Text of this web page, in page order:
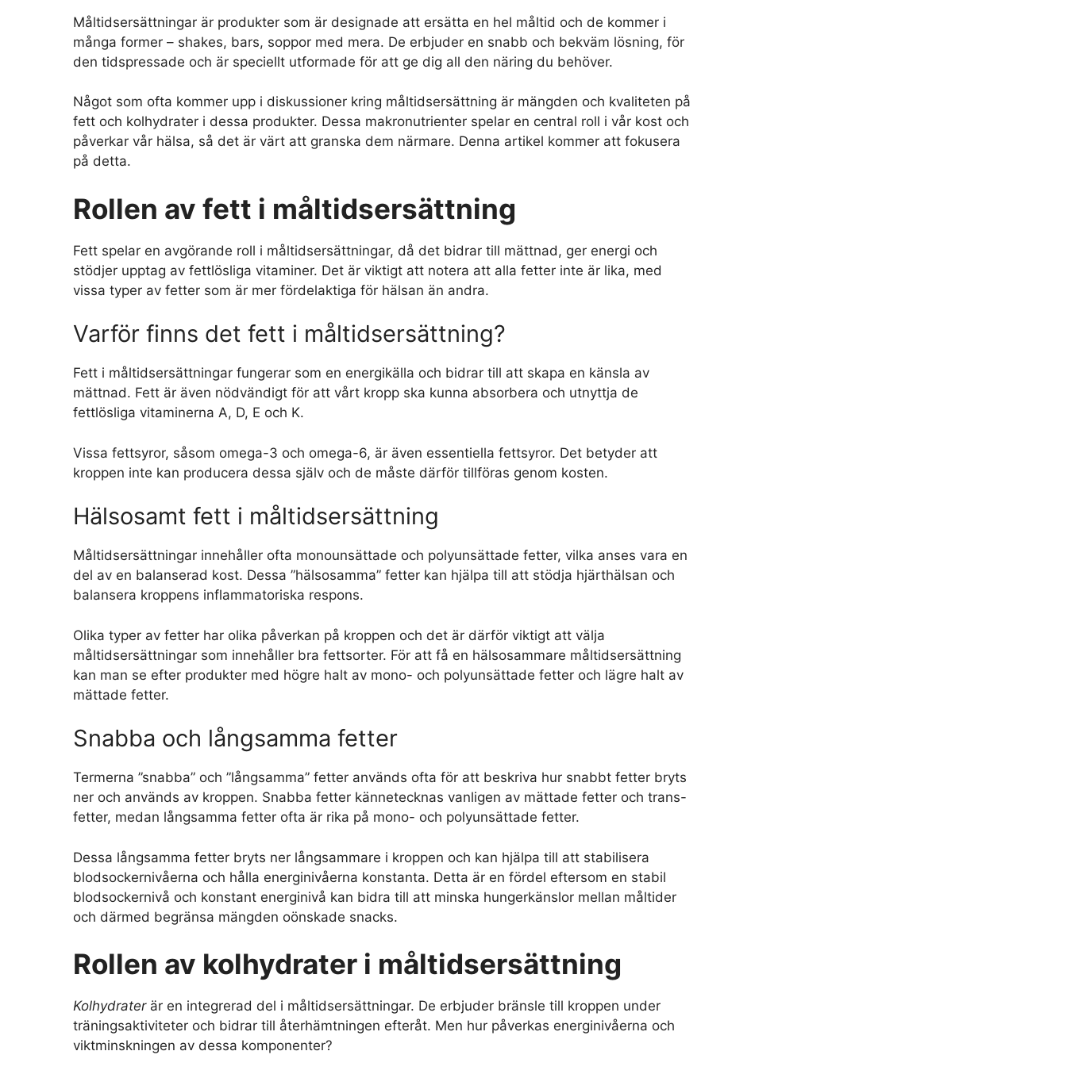
Måltidsersättningar är produkter som är designade att ersätta en hel måltid och de kommer i
många former – shakes, bars, soppor med mera. De erbjuder en snabb och bekväm lösning, för
den tidspressade och är speciellt utformade för att ge dig all den näring du behöver.
Något som ofta kommer upp i diskussioner kring måltidsersättning är mängden och kvaliteten på
fett och kolhydrater i dessa produkter. Dessa makronutrienter spelar en central roll i vår kost och
påverkar vår hälsa, så det är värt att granska dem närmare. Denna artikel kommer att fokusera
på detta.
Rollen av fett i måltidsersättning
Fett spelar en avgörande roll i måltidsersättningar, då det bidrar till mättnad, ger energi och
stödjer upptag av fettlösliga vitaminer. Det är viktigt att notera att alla fetter inte är lika, med
vissa typer av fetter som är mer fördelaktiga för hälsan än andra.
Varför finns det fett i måltidsersättning?
Fett i måltidsersättningar fungerar som en energikälla och bidrar till att skapa en känsla av
mättnad. Fett är även nödvändigt för att vårt kropp ska kunna absorbera och utnyttja de
fettlösliga vitaminerna A, D, E och K.
Vissa fettsyror, såsom omega-3 och omega-6, är även essentiella fettsyror. Det betyder att
kroppen inte kan producera dessa själv och de måste därför tillföras genom kosten.
Hälsosamt fett i måltidsersättning
Måltidsersättningar innehåller ofta monounsättade och polyunsättade fetter, vilka anses vara en
del av en balanserad kost. Dessa ”hälsosamma” fetter kan hjälpa till att stödja hjärthälsan och
balansera kroppens inflammatoriska respons.
Olika typer av fetter har olika påverkan på kroppen och det är därför viktigt att välja
måltidsersättningar som innehåller bra fettsorter. För att få en hälsosammare måltidsersättning
kan man se efter produkter med högre halt av mono- och polyunsättade fetter och lägre halt av
mättade fetter.
Snabba och långsamma fetter
Termerna ”snabba” och ”långsamma” fetter används ofta för att beskriva hur snabbt fetter bryts
ner och används av kroppen. Snabba fetter kännetecknas vanligen av mättade fetter och trans-
fetter, medan långsamma fetter ofta är rika på mono- och polyunsättade fetter.
Dessa långsamma fetter bryts ner långsammare i kroppen och kan hjälpa till att stabilisera
blodsockernivåerna och hålla energinivåerna konstanta. Detta är en fördel eftersom en stabil
blodsockernivå och konstant energinivå kan bidra till att minska hungerkänslor mellan måltider
och därmed begränsa mängden oönskade snacks.
Rollen av kolhydrater i måltidsersättning
Kolhydraterär en integrerad del i måltidsersättningar. De erbjuder bränsle till kroppen under
träningsaktiviteter och bidrar till återhämtningen efteråt. Men hur påverkas energinivåerna och
viktminskningen av dessa komponenter?